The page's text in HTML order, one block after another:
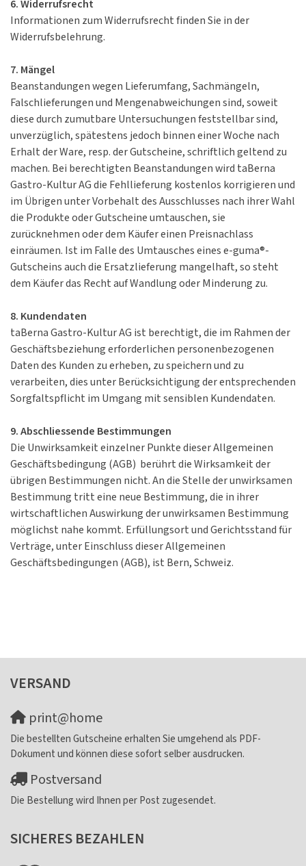
6. Widerrufsrecht
Informationen zum Widerrufsrecht finden Sie in der
Widerrufsbelehrung.
7. Mängel
Beanstandungen wegen Lieferumfang, Sachmängeln,
Falschlieferungen und Mengenabweichungen sind, soweit
diese durch zumutbare Untersuchungen feststellbar sind,
unverzüglich, spätestens jedoch binnen einer Woche nach
Erhalt der Ware, resp. der Gutscheine, schriftlich geltend zu
machen. Bei berechtigten Beanstandungen wird taBerna
Gastro-Kultur AG die Fehllieferung kostenlos korrigieren und
im Übrigen unter Vorbehalt des Ausschlusses nach ihrer Wahl
die Produkte oder Gutscheine umtauschen, sie
zurücknehmen oder dem Käufer einen Preisnachlass
einräumen. Ist im Falle des Umtausches eines e-guma®-
Gutscheins auch die Ersatzlieferung mangelhaft, so steht
dem Käufer das Recht auf Wandlung oder Minderung zu.
8. Kundendaten
taBerna Gastro-Kultur AG ist berechtigt, die im Rahmen der
Geschäftsbeziehung erforderlichen personenbezogenen
Daten des Kunden zu erheben, zu speichern und zu
verarbeiten, dies unter Berücksichtigung der entsprechenden
Sorgfaltspflicht im Umgang mit sensiblen Kundendaten.
9. Abschliessende Bestimmungen
Die Unwirksamkeit einzelner Punkte dieser Allgemeinen
Geschäftsbedingung (AGB) berührt die Wirksamkeit der
übrigen Bestimmungen nicht. An die Stelle der unwirksamen
Bestimmung tritt eine neue Bestimmung, die in ihrer
wirtschaftlichen Auswirkung der unwirksamen Bestimmung
möglichst nahe kommt. Erfüllungsort und Gerichtsstand für
Verträge, unter Einschluss dieser Allgemeinen
Geschäftsbedingungen (AGB), ist Bern, Schweiz.
VERSAND
print@home
Die bestellten Gutscheine erhalten Sie umgehend als PDF-
Dokument und können diese sofort selber ausdrucken.
Postversand
Die Bestellung wird Ihnen per Post zugesendet.
SICHERES BEZAHLEN